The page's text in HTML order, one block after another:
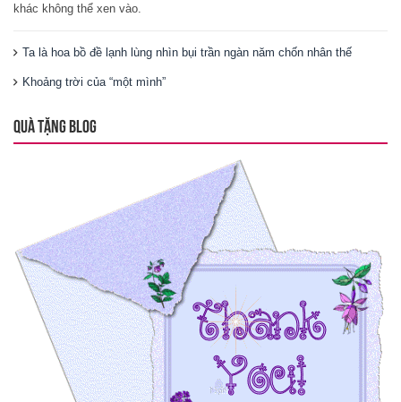
khác không thể xen vào.
Ta là hoa bồ đề lạnh lùng nhìn bụi trần ngàn năm chốn nhân thế
Khoảng trời của “một mình”
QUÀ TẶNG BLOG